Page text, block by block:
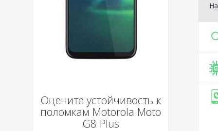
Оцените устойчивость к
поломкам Motorola Moto
G8 Plus